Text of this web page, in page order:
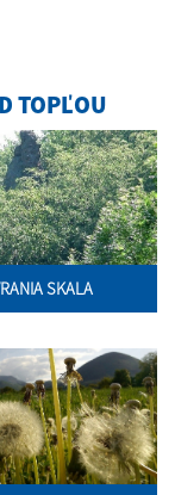
TOPĽOU
SKALA